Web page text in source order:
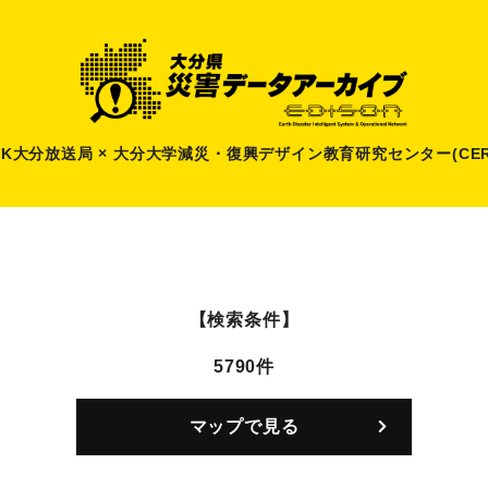
大分放送局 × 大分大学減災 ・ 復興デザイン教育研究センター
【検索条件】
5790件
マップで見る